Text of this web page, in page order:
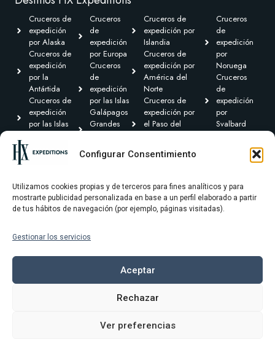
Configurar Consentimiento
Utilizamos cookies propias y de terceros para fines analíticos y para
mostrarte publicidad personalizada en base a un perfil elaborado a partir
de tus hábitos de navegación (por ejemplo, páginas visitadas).
Gestionar los servicios
Aceptar
Rechazar
Ver preferencias
Cruceros de
expedición
por Alaska
Cruceros de
expedición
por la
Antártida
Cruceros de
expedición
por las Islas
Cruceros de
expedición por
Centroamérica
Cruceros
de
expedición
por Europa
Cruceros
de
expedición
por las Islas
Galápagos
Grandes
expedición
Groenlandia
Cruceros de
expedición por
Islandia
Cruceros de
expedición por
América del
Norte
Cruceros de
expedición por
el Paso del
Cruceros de
Sudamérica
Cruceros
de
expedición
por
Noruega
Cruceros
de
expedición
por
Svalbard
Transoceánicas
Términos y condiciones
Política de cookies